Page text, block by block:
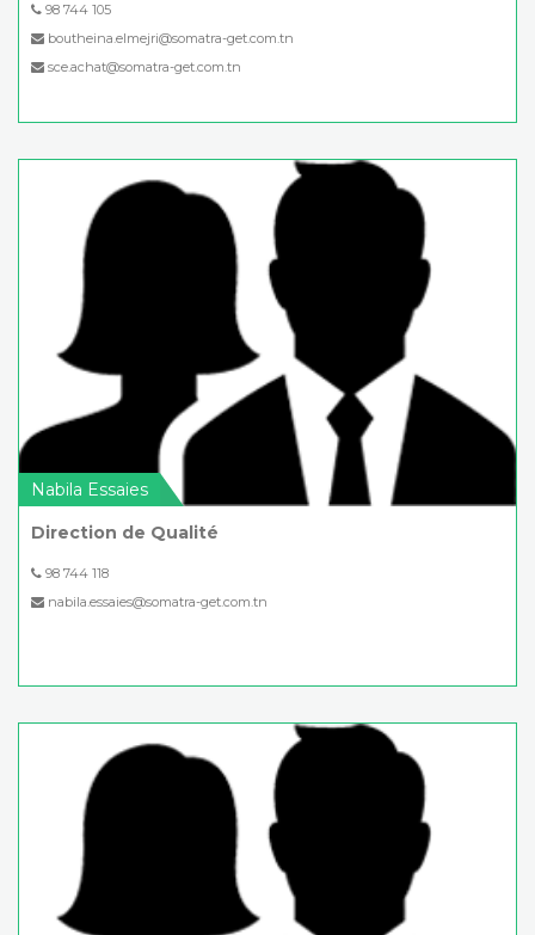
98 744 105
boutheina.elmejri@somatra-get.com.tn
sce.achat@somatra-get.com.tn
Nabila Essaies
Direction de Qualité
98 744 118
nabila.essaies@somatra-get.com.tn